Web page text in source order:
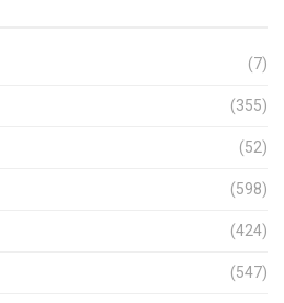
(7)
(355)
(52)
(598)
(424)
(547)